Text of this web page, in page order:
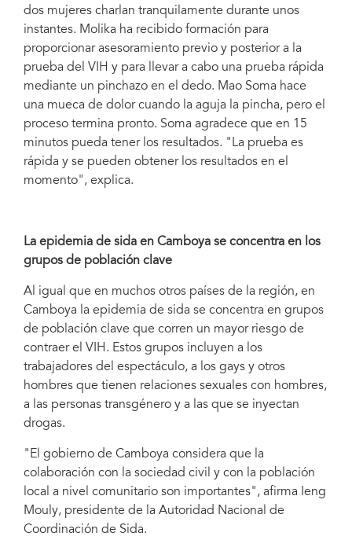
dos mujeres charlan tranquilamente durante unos
instantes. Molika ha recibido formación para
proporcionar asesoramiento previo y posterior a la
prueba del VIH y para llevar a cabo una prueba rápida
mediante un pinchazo en el dedo. Mao Soma hace
una mueca de dolor cuando la aguja la pincha, pero el
proceso termina pronto. Soma agradece que en 15
minutos pueda tener los resultados. "La prueba es
rápida y se pueden obtener los resultados en el
momento", explica.
La epidemia de sida en Camboya se concentra en los
grupos de población clave
Al igual que en muchos otros países de la región, en
Camboya la epidemia de sida se concentra en grupos
de población clave que corren un mayor riesgo de
contraer el VIH. Estos grupos incluyen a los
trabajadores del espectáculo, a los gays y otros
hombres que tienen relaciones sexuales con hombres,
a las personas transgénero y a las que se inyectan
drogas.
"El gobierno de Camboya considera que la
colaboración con la sociedad civil y con la población
local a nivel comunitario son importantes", afirma Ieng
Mouly, presidente de la Autoridad Nacional de
Coordinación de Sida.